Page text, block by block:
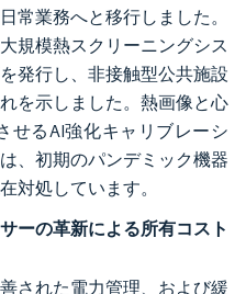
常業務へと移行しました。
規模熱スクリーニングシス
発行し、非接触型公共施設
を示しました。熱画像と心
せるAI強化キャリブレーシ
、初期のパンデミック機器
対処しています。
ーの革新による所有コスト
された電力管理、および緩